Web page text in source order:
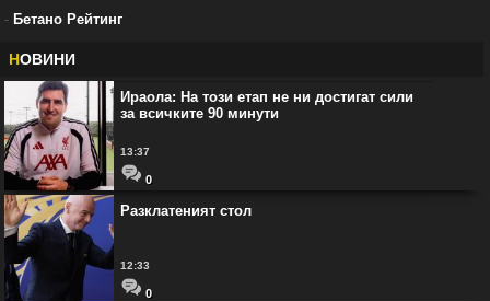
- Бетано Рейтинг
НОВИНИ
Ираола: На този етап не ни достигат сили
за всичките 90 минути
13:37
0
Разклатеният стол
12:33
0